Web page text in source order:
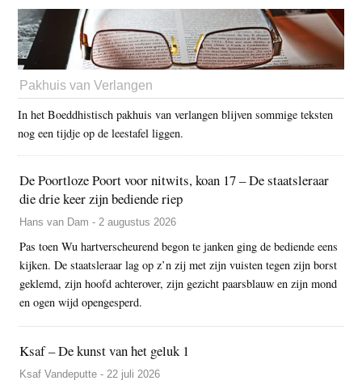
Pakhuis van Verlangen
In het Boeddhistisch pakhuis van verlangen blijven sommige teksten
nog een tijdje op de leestafel liggen.
De Poortloze Poort voor nitwits, koan 17 – De staatsleraar
die drie keer zijn bediende riep
Hans van Dam - 2 augustus 2026
Pas toen Wu hartverscheurend begon te janken ging de bediende eens
kijken. De staatsleraar lag op z’n zij met zijn vuisten tegen zijn borst
geklemd, zijn hoofd achterover, zijn gezicht paarsblauw en zijn mond
en ogen wijd opengesperd.
Ksaf – De kunst van het geluk 1
Ksaf Vandeputte - 22 juli 2026